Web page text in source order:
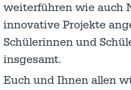
weiterführen wie auch
innovative Projekte
Schülerinnen und
insgesamt.
Euch und Ihnen allen